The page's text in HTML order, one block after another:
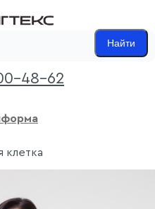
Найти
48-62
клетка